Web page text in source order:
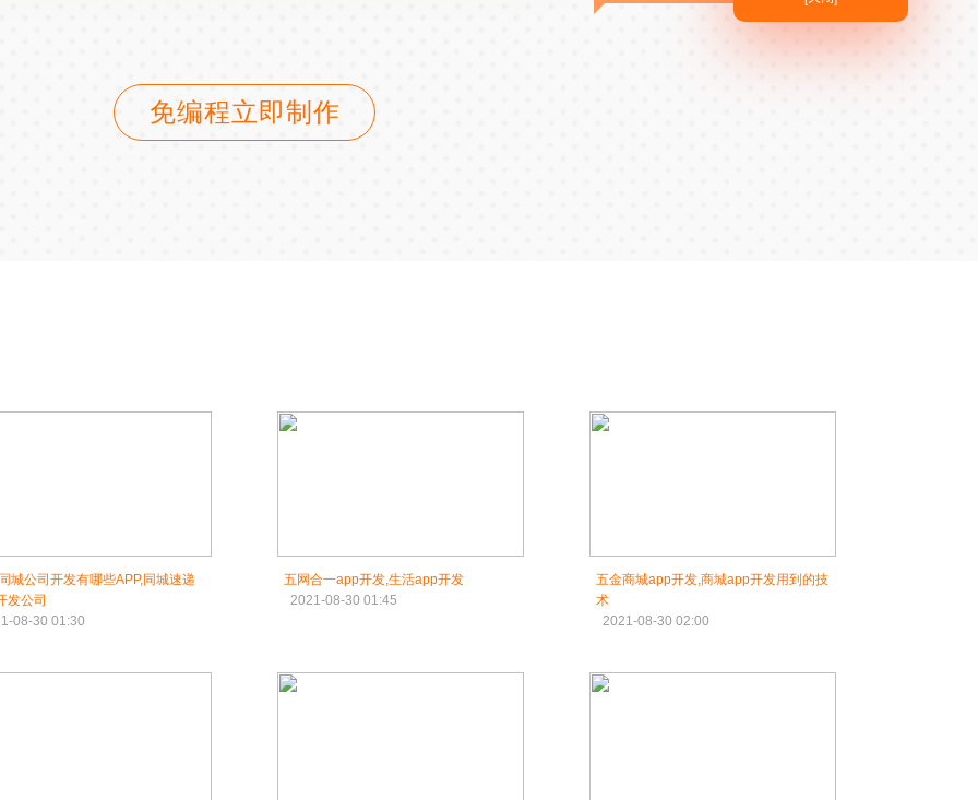
免编程立即制作
城公司开发有哪些APP,同城速递
发公司
08-30 01:30
五网合一app开发,生活app开发
2021-08-30 01:45
五金商城app开发,商城app开发用到的技
术
2021-08-30 02:00